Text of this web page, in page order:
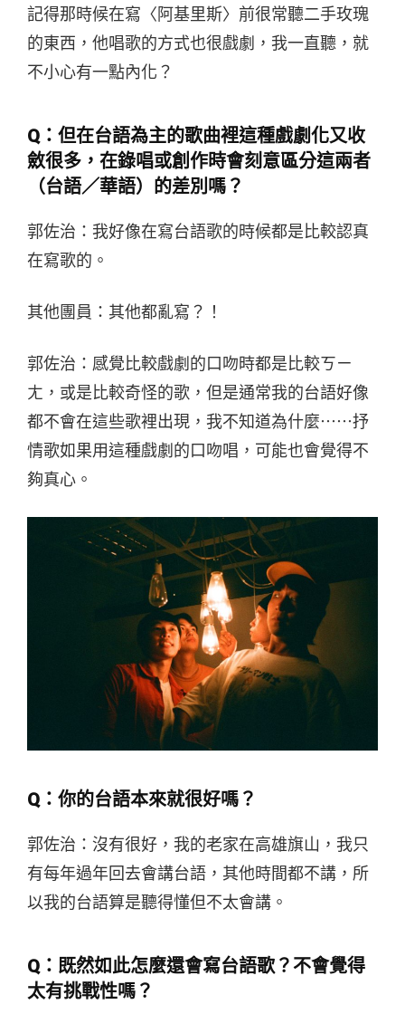
記得那時候在寫〈阿基里斯〉前很常聽二手玫瑰
的東西，他唱歌的方式也很戲劇，我一直聽，就
不小心有一點內化？
Q：但在台語為主的歌曲裡這種戲劇化又收
斂很多，在錄唱或創作時會刻意區分這兩者
（台語／華語）的差別嗎？
郭佐治：我好像在寫台語歌的時候都是比較認真
在寫歌的。
其他團員：其他都亂寫？！
郭佐治：感覺比較戲劇的口吻時都是比較ㄎㄧ
ㄤ，或是比較奇怪的歌，但是通常我的台語好像
都不會在這些歌裡出現，我不知道為什麼⋯⋯抒
情歌如果用這種戲劇的口吻唱，可能也會覺得不
夠真心。
Q：你的台語本來就很好嗎？
郭佐治：沒有很好，我的老家在高雄旗山，我只
有每年過年回去會講台語，其他時間都不講，所
以我的台語算是聽得懂但不太會講。
Q：既然如此怎麼還會寫台語歌？不會覺得
太有挑戰性嗎？